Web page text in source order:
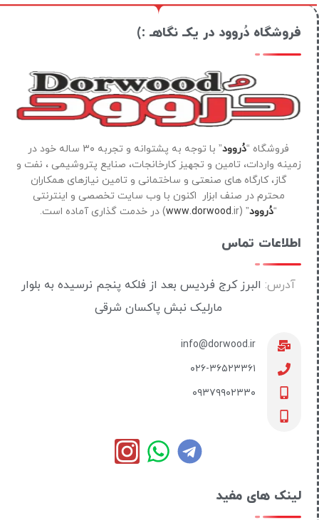
فروشگاه دُروود در یکـ نگاهـ :)
فروشگاه “دُروود
” با توجه به پشتوانه و تجربه ۳۰ ساله خود در
زمینه واردات، تامین و تجهیز کارخانجات، صنایع پتروشیمی ، نفت و
گاز، کارگاه های صنعتی و ساختمانی و تامین نیازهای همکاران
محترم در صنف ابزار اکنون با وب سایت تخصصی و اینترنتی
“دُروود” (
www.dorwood.ir) در خدمت گذاری آماده است.
اطلاعات تماس
آدرس: البرز کرج فردیس بعد از فلکه پنجم نرسیده به بلوار
مارلیک نبش پاکسان شرقی
info@dorwood.ir
۰۲۶-۳۶۵۲۳۳۶۱
۰۹۳۷۹۹۰۲۳۳۰
لینک های مفید